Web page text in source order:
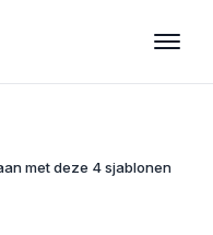
met deze 4 sjablonen